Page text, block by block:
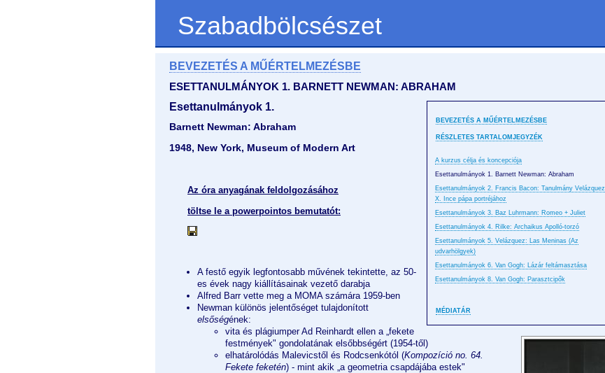
Szabadbölcsészet
BEVEZETÉS A MŰÉRTELMEZÉSBE
ESETTANULMÁNYOK 1. BARNETT NEWMAN: ABRAHAM
BEVEZETÉS A MŰÉRTELMEZÉSBE
RÉSZLETES TARTALOMJEGYZÉK
A kurzus célja és koncepciója
Esettanulmányok 1. Barnett Newman: Abraham
Esettanulmányok 2. Francis Bacon: Tanulmány Velázquez
X. Ince pápa portréjához
Esettanulmányok 3. Baz Luhrmann: Romeo + Juliet
Esettanulmányok 4. Rilke: Archaikus Apolló-torzó
Esettanulmányok 5. Velázquez: Las Meninas (Az
udvarhölgyek)
Esettanulmányok 6. Van Gogh: Lázár feltámasztása
Esettanulmányok 8. Van Gogh: Parasztcipők
MÉDIATÁR
Esettanulmányok 1.
Barnett Newman: Abraham
1948, New York, Museum of Modern Art
Az óra anyagának feldolgozásához
töltse le a powerpointos bemutatót:
A festő egyik legfontosabb művének tekintette, az 50-
es évek nagy kiállításainak vezető darabja
Alfred Barr vette meg a MOMA számára 1959-ben
Newman különös jelentőséget tulajdonított
elsőségének:
vita és plágiumper Ad Reinhardt ellen a „fekete
festmények" gondolatának elsőbbségért (1954-től)
elhatárolódás Malevicstől és Rodcsenkótól (Kompozíció no. 64.
Fekete feketén) - mint akik „a geometria csapdájába estek"